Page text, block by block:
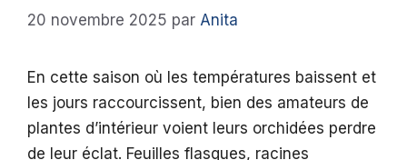
20 novembre 2025 par Anita
En cette saison où les températures baissent et
les jours raccourcissent, bien des amateurs de
plantes d’intérieur voient leurs orchidées perdre
de leur éclat. Feuilles flasques, racines